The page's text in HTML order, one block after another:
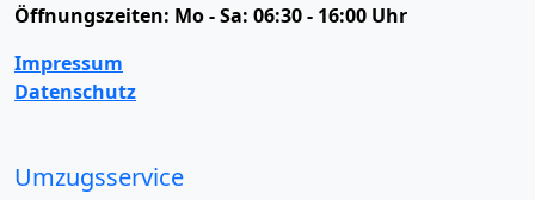
Öffnungszeiten: Mo - Sa: 06:30 - 16:00 Uhr
Impressum
Datenschutz
Umzugsservice